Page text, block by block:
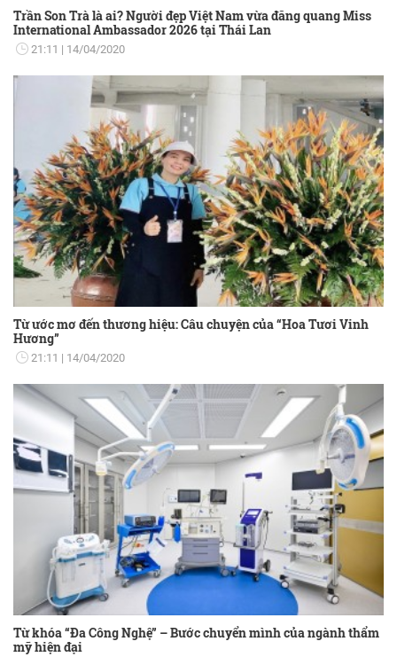
Trần Son Trà là ai? Người đẹp Việt Nam vừa đăng quang Miss
International Ambassador 2026 tại Thái Lan
21:11 14/04/2020
Từ ước mơ đến thương hiệu: Câu chuyện của “Hoa Tươi Vinh
Hương”
21:11 14/04/2020
Từ khóa “Đa Công Nghệ” – Bước chuyển mình của ngành thẩm
mỹ hiện đại